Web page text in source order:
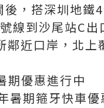
後，搭深圳地鐵
線到沙尾站C出
鄰近口岸，北上
期優惠進行中
暑期箍牙快車優